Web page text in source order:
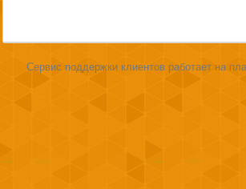
Сервис поддержки клиентов работает на